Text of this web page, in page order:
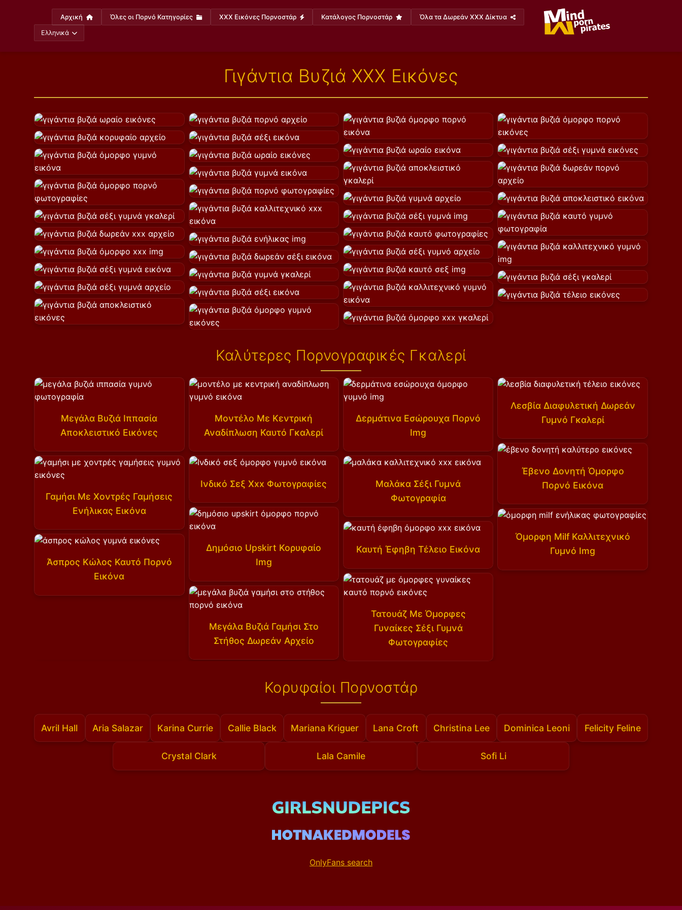
Αρχική Όλες οι Πορνό Κατηγορίες XXX Εικόνες Πορνοστάρ Κατάλογος Πορνοστάρ Όλα τα Δωρεάν XXX Δίκτυα
Ελληνικά
Γιγάντια Βυζιά XXX Εικόνες
Καλύτερες Πορνογραφικές Γκαλερί
Μεγάλα Βυζιά Ιππασία
Αποκλειστικό Εικόνες
Γαμήσι Με Χοντρές Γαμήσεις
Ενήλικας Εικόνα
Άσπρος Κώλος Καυτό Πορνό
Εικόνα
Μοντέλο Με Κεντρική
Αναδίπλωση Καυτό Γκαλερί
Ινδικό Σεξ Xxx Φωτογραφίες
Δημόσιο Upskirt Κορυφαίο
Img
Μεγάλα Βυζιά Γαμήσι Στο
Στήθος Δωρεάν Αρχείο
Δερμάτινα Εσώρουχα Πορνό
Img
Μαλάκα Σέξι Γυμνά
Φωτογραφία
Καυτή Έφηβη Τέλειο Εικόνα
Τατουάζ Με Όμορφες
Γυναίκες Σέξι Γυμνά
Φωτογραφίες
Λεσβία Διαφυλετική Δωρεάν
Γυμνό Γκαλερί
Έβενο Δονητή Όμορφο
Πορνό Εικόνα
Όμορφη Milf Καλλιτεχνικό
Γυμνό Img
Κορυφαίοι Πορνοστάρ
Avril Hall Aria Salazar Karina Currie Callie Black Mariana Kriguer Lana Croft Christina Lee Dominica Leoni Felicity Feline
Crystal Clark Lala Camile Sofi Li
OnlyFans search